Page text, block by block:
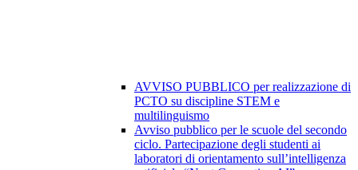
AVVISO PUBBLICO per realizzazione di
PCTO su discipline STEM e
multilinguismo
Avviso pubblico per le scuole del secondo
ciclo. Partecipazione degli studenti ai
laboratori di orientamento sull’intelligenza